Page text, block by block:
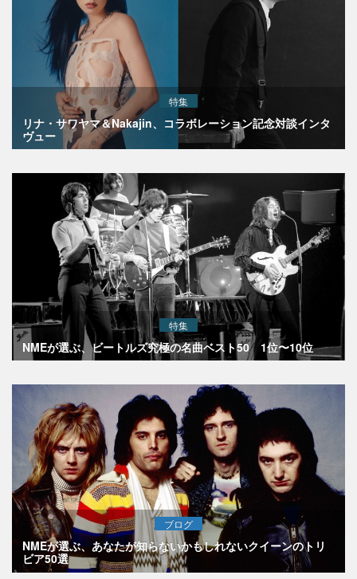
特集
リナ・サワヤマ＆Nakajin、コラボレーション記念対談インタ
ヴュー
特集
NMEが選ぶ、ビートルズ究極の名曲ベスト50 1位〜10位
ブログ
NMEが選ぶ、あなたが知らないかもしれないクイーンのトリ
ビア50選